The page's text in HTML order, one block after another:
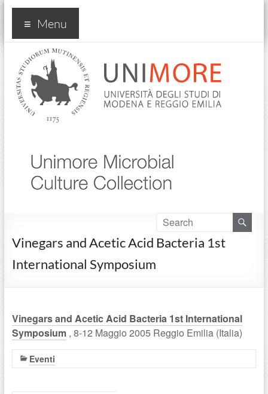
umcc
Menu
Vinegars and Acetic Acid Bacteria 1st
International Symposium
Vinegars and Acetic Acid Bacteria 1st International
Symposium, 8-12 Maggio 2005 Reggio Emilia (Italia)
Eventi